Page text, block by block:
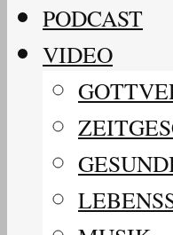
PODCAST
VIDEO